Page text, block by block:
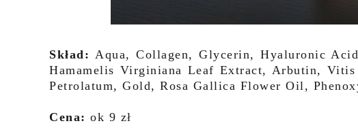
Skład: Aqua, Collagen, Glycerin, Hyaluronic
Hamamelis Virginiana Leaf Extract, Arbutin,
Petrolatum, Gold, Rosa Gallica Flower Oil,
Cena: ok 9 zł